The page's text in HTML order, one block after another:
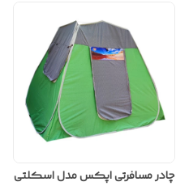
چادر مسافرتی اپکس مدل اسکلتی